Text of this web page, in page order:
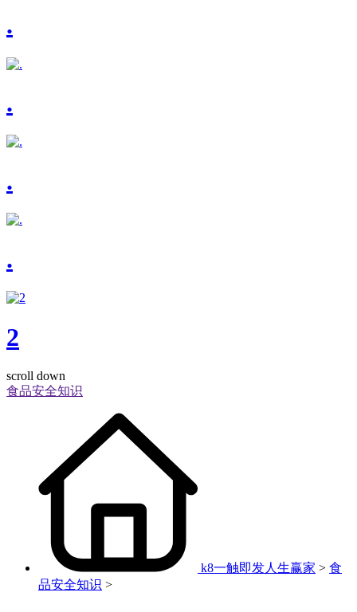
.
.
.
.
2
scroll down
食品安全知识
k8一触即发人生赢家 > 食
品安全知识 >